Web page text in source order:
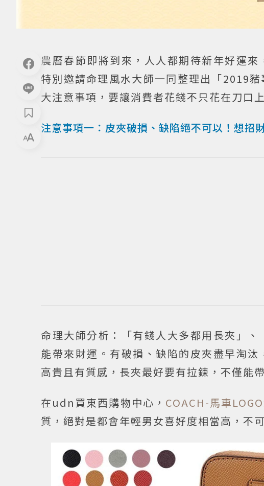
農曆春節即將到來，人人都期待新年好運
特別邀請命理風水大師一同整理出「2019
大注意事項，要讓消費者花錢不只花在刀口
注意事項一：皮夾破損、缺陷絕不可以！想招
命理大師分析：「有錢人大多都用長夾」
能帶來財運。有破損、缺陷的皮夾盡早淘
高貴且有質感，長夾最好要有拉鍊，不僅能
在udn買東西購物中心， COACH-馬車
質，絕對是都會年輕男女喜好度相當高，不